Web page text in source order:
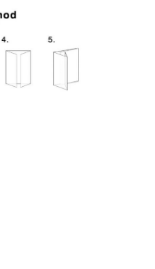
facciale